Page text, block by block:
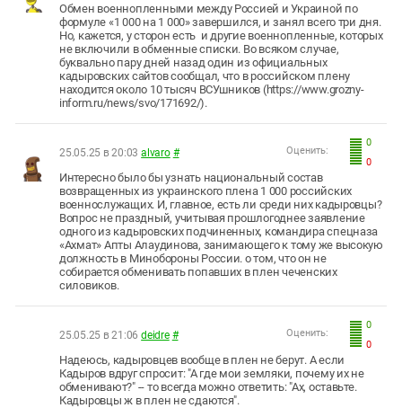
Обмен военнопленными между Россией и Украиной по
формуле «1 000 на 1 000» завершился, и занял всего три дня.
Но, кажется, у сторон есть и другие военнопленные, которых
не включили в обменные списки. Во всяком случае,
буквально пару дней назад один из официальных
кадыровских сайтов сообщал, что в российском плену
находится около 10 тысяч ВСУшников (https://www.grozny-
inform.ru/news/svo/171692/).
0
0
Оценить:
25.05.25 в 20:03 alvaro #
Интересно было бы узнать национальный состав
возвращенных из украинского плена 1 000 российских
военнослужащих. И, главное, есть ли среди них кадыровцы?
Вопрос не праздный, учитывая прошлогоднее заявление
одного из кадыровских подчиненных, командира спецназа
«Ахмат» Апты Алаудинова, занимающего к тому же высокую
должность в Минобороны России. о том, что он не
собирается обменивать попавших в плен чеченских
силовиков.
0
0
Оценить:
25.05.25 в 21:06 deidre #
Надеюсь, кадыровцев вообще в плен не берут. А если
Кадыров вдруг спросит: "А где мои земляки, почему их не
обменивают?" -- то всегда можно ответить: "Ах, оставьте.
Кадыровцы ж в плен не сдаются".